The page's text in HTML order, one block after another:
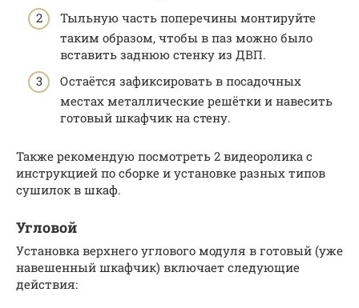
Тыльную часть поперечины монтируйте
таким образом, чтобы в паз можно было
вставить заднюю стенку из ДВП.
Остаётся зафиксировать в посадочных
местах металлические решётки и навесить
готовый шкафчик на стену.
Также рекомендую посмотреть 2 видеоролика с
инструкцией по сборке и установке разных типов
сушилок в шкаф.
Угловой
Установка верхнего углового модуля в готовый (уже
навешенный шкафчик) включает следующие
действия: